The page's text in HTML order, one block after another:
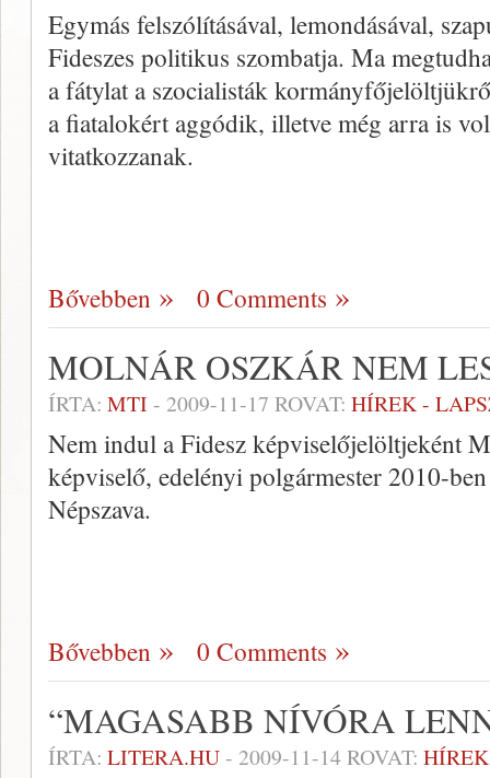
Egymás felszólításával, lemondásával,
Fideszes politikus szombatja. Ma
a fátylat a szocialisták
a fiatalokért aggódik, illetve még arra is
vitatkozzanak.
Bővebben 0 Comments
MOLNÁR OSZKÁR NEM
ÍRTA: MTI - 2009-11-17 ROVAT: HÍREK -
Nem indul a Fidesz képviselőjelöltjeként
képviselő, edelényi polgármester 2010-
Népszava.
Bővebben 0 Comments
“MAGASABB NÍVÓRA
ÍRTA: LITERA.HU- 2009-11-14ROVAT: